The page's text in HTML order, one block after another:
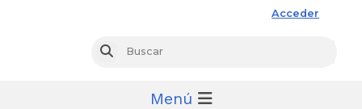
Acceder
Buscar
Menú